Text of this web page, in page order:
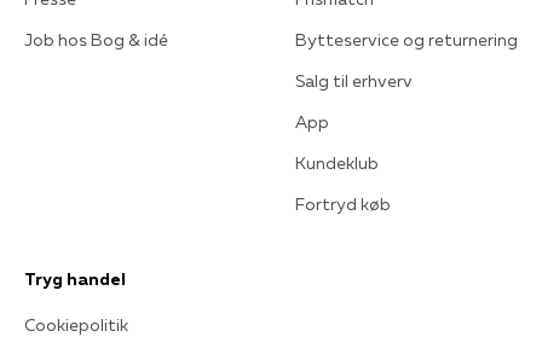
Job hos Bog & idé
Bytteservice og returnering
Salg til erhverv
App
Kundeklub
Fortryd køb
Tryg handel
Cookiepolitik